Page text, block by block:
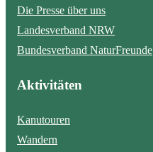
Die Presse über uns
Landesverband NRW
Bundesverband NaturFreunde
Aktivitäten
Kanutouren
Wandern